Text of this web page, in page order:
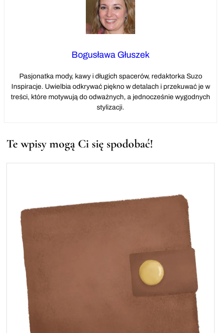
Bogusława Głuszek
Pasjonatka mody, kawy i długich spacerów, redaktorka Suzo
Inspiracje. Uwielbia odkrywać piękno w detalach i przekuwać je w
treści, które motywują do odważnych, a jednocześnie wygodnych
stylizacji.
Te wpisy mogą Ci się spodobać!